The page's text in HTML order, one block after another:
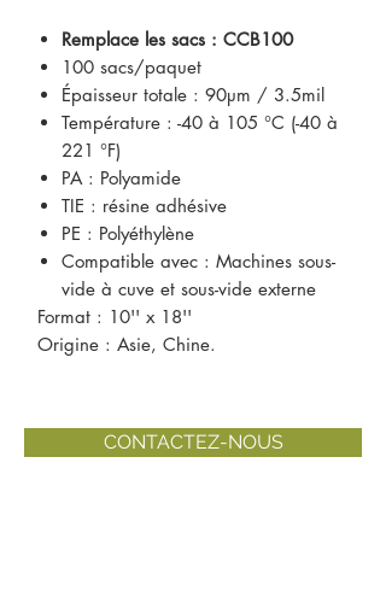
Remplace les sacs : CCB100
100 sacs/paquet
Épaisseur totale : 90µm / 3.5mil
Température : -40 à 105 °C (-40 à
221 °F)
PA : Polyamide
TIE : résine adhésive
PE : Polyéthylène
Compatible avec : Machines sous-
vide à cuve et sous-vide externe
Format : 10'' x 18''
Origine : Asie, Chine.
CONTACTEZ-NOUS